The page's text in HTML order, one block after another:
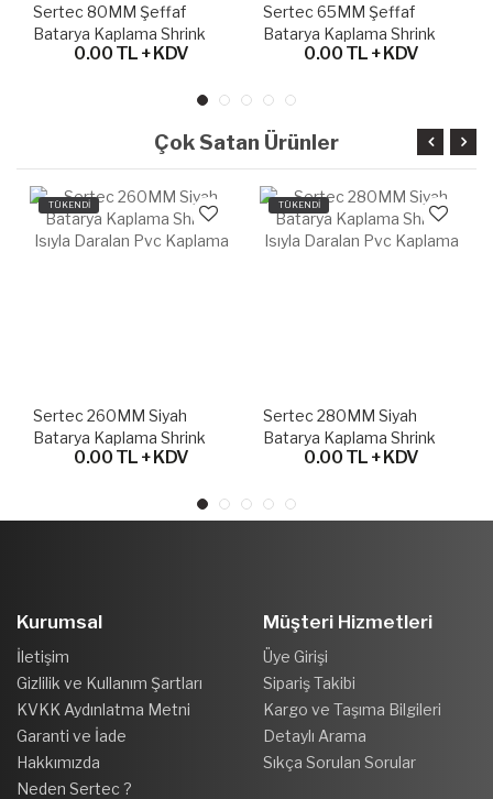
Sertec 80MM Şeffaf
Batarya Kaplama Shrink
Isıyla Daralan Pvc Kaplama
0.00 TL + KDV
Sertec 65MM Şeffaf
Batarya Kaplama Shrink
Isıyla Daralan Pvc Kaplama
0.00 TL + KDV
Çok Satan Ürünler
TÜKENDİ
Sertec 260MM Siyah
Batarya Kaplama Shrink
Isıyla Daralan Pvc Kaplama
0.00 TL + KDV
TÜKENDİ
Sertec 280MM Siyah
Batarya Kaplama Shrink
Isıyla Daralan Pvc Kaplama
0.00 TL + KDV
Kurumsal
İletişim
Gizlilik ve Kullanım Şartları
KVKK Aydınlatma Metni
Garanti ve İade
Hakkımızda
Neden Sertec ?
Müşteri Hizmetleri
Üye Girişi
Sipariş Takibi
Kargo ve Taşıma Bilgileri
Detaylı Arama
Sıkça Sorulan Sorular